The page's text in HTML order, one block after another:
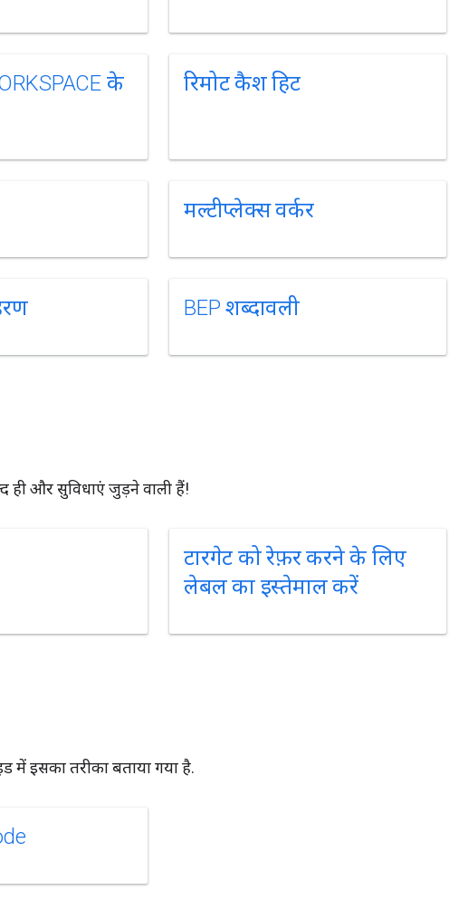
के
रिमोट कैश हिट
मल्टीप्लेक्स वर्कर
BEP शब्दावली
और सुविधाएं जुड़ने वाली हैं!
टारगेट को रेफ़र करने के लिए
लेबल का इस्तेमाल करें
में इसका तरीका बताया गया है.